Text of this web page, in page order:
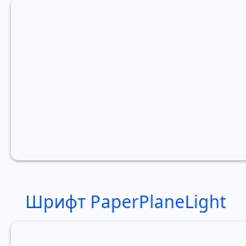
Шрифт PaperPlaneLight